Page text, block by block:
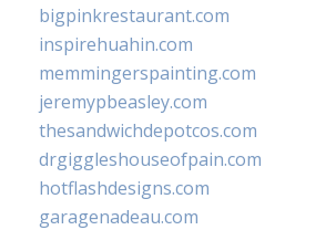
bigpinkrestaurant.com
inspirehuahin.com
memmingerspainting.com
jeremypbeasley.com
thesandwichdepotcos.com
drgiggleshouseofpain.com
hotflashdesigns.com
garagenadeau.com